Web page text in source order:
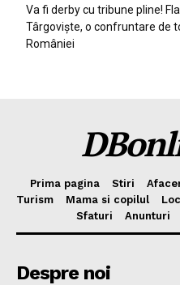
Va fi derby cu tribune pline!
Târgoviște, o confruntare de
României
Prima pagina Stiri
Turism
Mama si copilul
Sfaturi
Anunturi
Despre noi